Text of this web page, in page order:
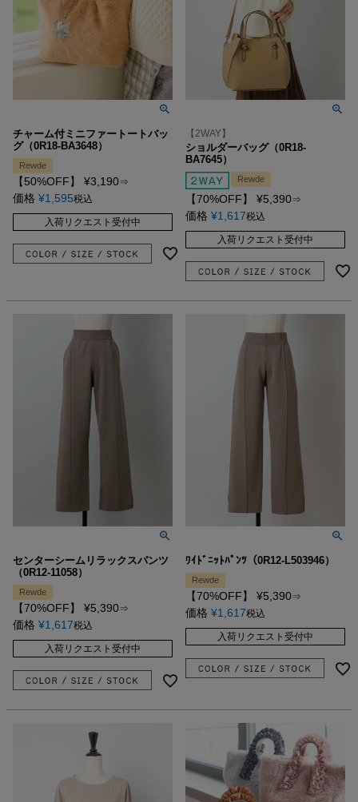
チャーム付ミニファートートバッ
グ（0R18-BA3648）
Rewde
【50%OFF】 ¥3,190⇒
価格 ¥1,595税込
入荷リクエスト受付中
【2WAY】
ショルダーバッグ（0R18-
BA7645）
Rewde
【70%OFF】 ¥5,390⇒
価格 ¥1,617税込
入荷リクエスト受付中
センターシームリラックスパンツ
（0R12-11058）
Rewde
【70%OFF】 ¥5,390⇒
価格 ¥1,617税込
入荷リクエスト受付中
ﾜｲﾄﾞﾆｯﾄﾊﾟﾝﾂ（0R12-L503946）
Rewde
【70%OFF】 ¥5,390⇒
価格 ¥1,617税込
入荷リクエスト受付中